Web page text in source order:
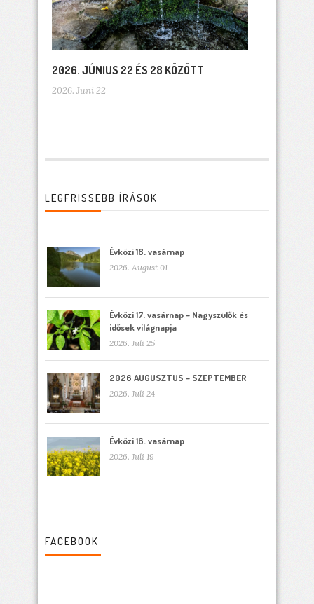
2026. JÚNIUS 22 ÉS 28 KÖZÖTT
2026. Juni 22
LEGFRISSEBB ÍRÁSOK
Évközi 18. vasárnap
2026. August 01
Évközi 17. vasárnap – Nagyszülők és
idősek világnapja
2026. Juli 25
2026 AUGUSZTUS – SZEPTEMBER
2026. Juli 24
Évközi 16. vasárnap
2026. Juli 19
FACEBOOK